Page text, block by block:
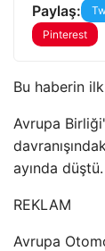
Paylaş:
Pinterest
Bu haberin
Avrupa
ayında düştü.
REKLAM
Avrupa